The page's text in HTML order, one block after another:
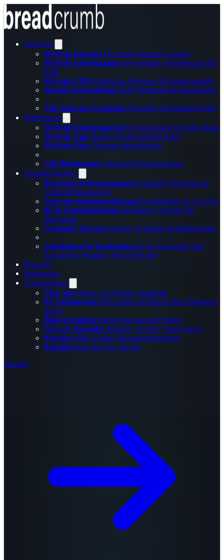
Software
MySyde Intranet Die fertige Intranet-Lösung
MySyde Salesmanager Der digitale Vertriebsraum für
B2B
MySyde CMS Enterprise Websites & Karriereportale
Shopify-Entwicklung B2B-Webshops & Migrationen
Alle Software-Lösungen Übersicht & Produkt-Finder
Plattformen
MySyde Kundenportal Service-Portale & B2B-Shops
MySyde App Native iOS & Android Apps
MySyde Flow Prozesse digitalisieren
Alle Plattformen Übersicht & Konfigurator
Dienstleistungen
Beratung & Prozessanalyse Strategie-Workshop &
Anforderungsanalyse
Software-Implementierung Projektleitung & Go-Live
KI & Automatisierung Workshop, Prototyp &
Integration
Customer Success Support, Schulung & Optimierung
Schulungen & Workshops KI für Anwender und
Entwickler, Shopify, SEO, MySyde
Prozesse
Referenzen
Unternehmen
Über uns Team, Geschichte, Standorte
KI-Arbeitsweise Was unsere KI-Praxis Ihrer Plattform
bringt
Blog & Insights Fachwissen aus der Praxis
News & Aktuelles Releases, Events, Team-News
Karriere Jobs, Kultur, Bewerbungsprozess
Kontakt Sprechen Sie mit uns
Support